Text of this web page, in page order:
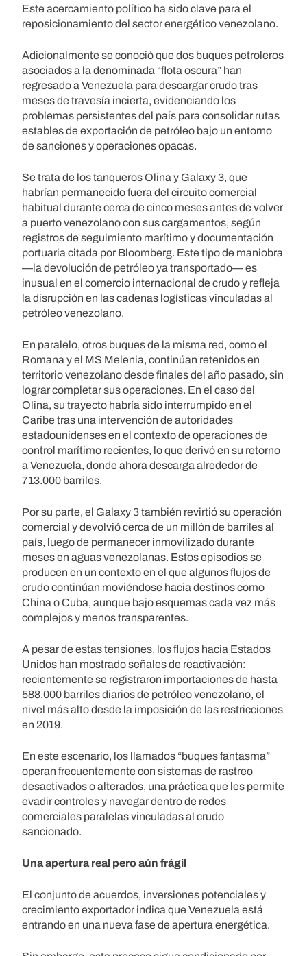
Este acercamiento político ha sido clave para el
reposicionamiento del sector energético venezolano.
Adicionalmente se conoció que dos buques petroleros
asociados a la denominada “flota oscura” han
regresado a Venezuela para descargar crudo tras
meses de travesía incierta, evidenciando los
problemas persistentes del país para consolidar rutas
estables de exportación de petróleo bajo un entorno
de sanciones y operaciones opacas.
Se trata de los tanqueros Olina y Galaxy 3, que
habrían permanecido fuera del circuito comercial
habitual durante cerca de cinco meses antes de volver
a puerto venezolano con sus cargamentos, según
registros de seguimiento marítimo y documentación
portuaria citada por Bloomberg. Este tipo de maniobra
—la devolución de petróleo ya transportado— es
inusual en el comercio internacional de crudo y refleja
la disrupción en las cadenas logísticas vinculadas al
petróleo venezolano.
En paralelo, otros buques de la misma red, como el
Romana y el MS Melenia, continúan retenidos en
territorio venezolano desde finales del año pasado, sin
lograr completar sus operaciones. En el caso del
Olina, su trayecto habría sido interrumpido en el
Caribe tras una intervención de autoridades
estadounidenses en el contexto de operaciones de
control marítimo recientes, lo que derivó en su retorno
a Venezuela, donde ahora descarga alrededor de
713.000 barriles.
Por su parte, el Galaxy 3 también revirtió su operación
comercial y devolvió cerca de un millón de barriles al
país, luego de permanecer inmovilizado durante
meses en aguas venezolanas. Estos episodios se
producen en un contexto en el que algunos flujos de
crudo continúan moviéndose hacia destinos como
China o Cuba, aunque bajo esquemas cada vez más
complejos y menos transparentes.
A pesar de estas tensiones, los flujos hacia Estados
Unidos han mostrado señales de reactivación:
recientemente se registraron importaciones de hasta
588.000 barriles diarios de petróleo venezolano, el
nivel más alto desde la imposición de las restricciones
en 2019.
En este escenario, los llamados “buques fantasma”
operan frecuentemente con sistemas de rastreo
desactivados o alterados, una práctica que les permite
evadir controles y navegar dentro de redes
comerciales paralelas vinculadas al crudo
sancionado.
Una apertura real pero aún frágil
El conjunto de acuerdos, inversiones potenciales y
crecimiento exportador indica que Venezuela está
entrando en una nueva fase de apertura energética.